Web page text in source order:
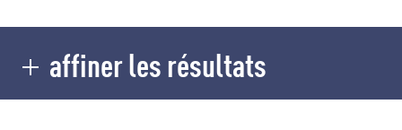
affiner les résultats